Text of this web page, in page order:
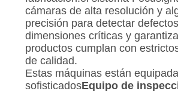
cámaras de alta resolución y
precisión para detectar
dimensiones críticas y
productos cumplan con
de calidad.
Estas máquinas están
sofisticadosEquipo de